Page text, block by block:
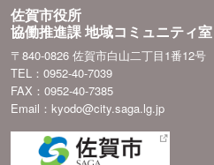
佐賀市役所
協働推進課 地域コミュニティ室
〒840-0826 佐賀市白山二丁目1番12
TEL：0952-40-7039
FAX：0952-40-7385
Email：kyodo@city.saga.lg.jp